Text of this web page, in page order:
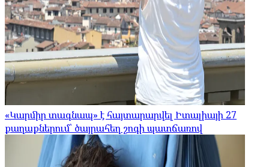
«Կարմիր տագնապ» է հայտարարվել Իտալիայի 27
քաղաքներում՝ ծայրահեղ շոգի պատճառով